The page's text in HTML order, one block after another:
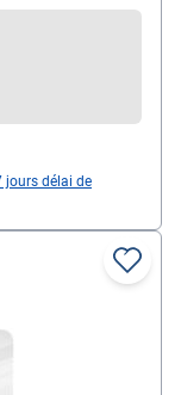
jours délai de